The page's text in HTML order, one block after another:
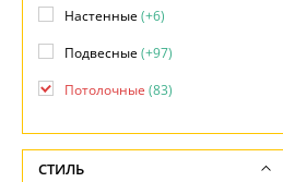
Настенные(+6)
Подвесные(+97)
Потолочные (83)
СТИЛЬ